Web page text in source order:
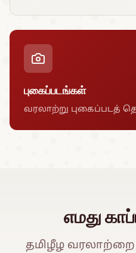
புகைப்படங்கள்
வரலாற்று புகைப்படத்
எமது
தமிழீழ வரலாற்றை